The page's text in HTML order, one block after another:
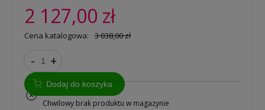
2 127,00 zł
Cena katalogowa: 3 038,00 zł
- +
Dodaj do koszyka
Chwilowy brak produktu w magazynie